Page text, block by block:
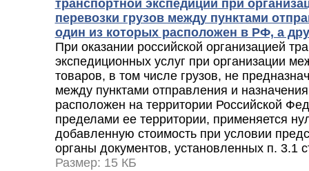
транспортной экспедиции при
перевозки грузов между пунктами
один из которых расположен в РФ, а
При оказании российской организацией
экспедиционных услуг при организации
товаров, в том числе грузов, не
между пунктами отправления и
расположен на территории Российской
пределами ее территории, применяется
добавленную стоимость при условии
органы документов, установленных п. 3.1
Размер: 15 КБ